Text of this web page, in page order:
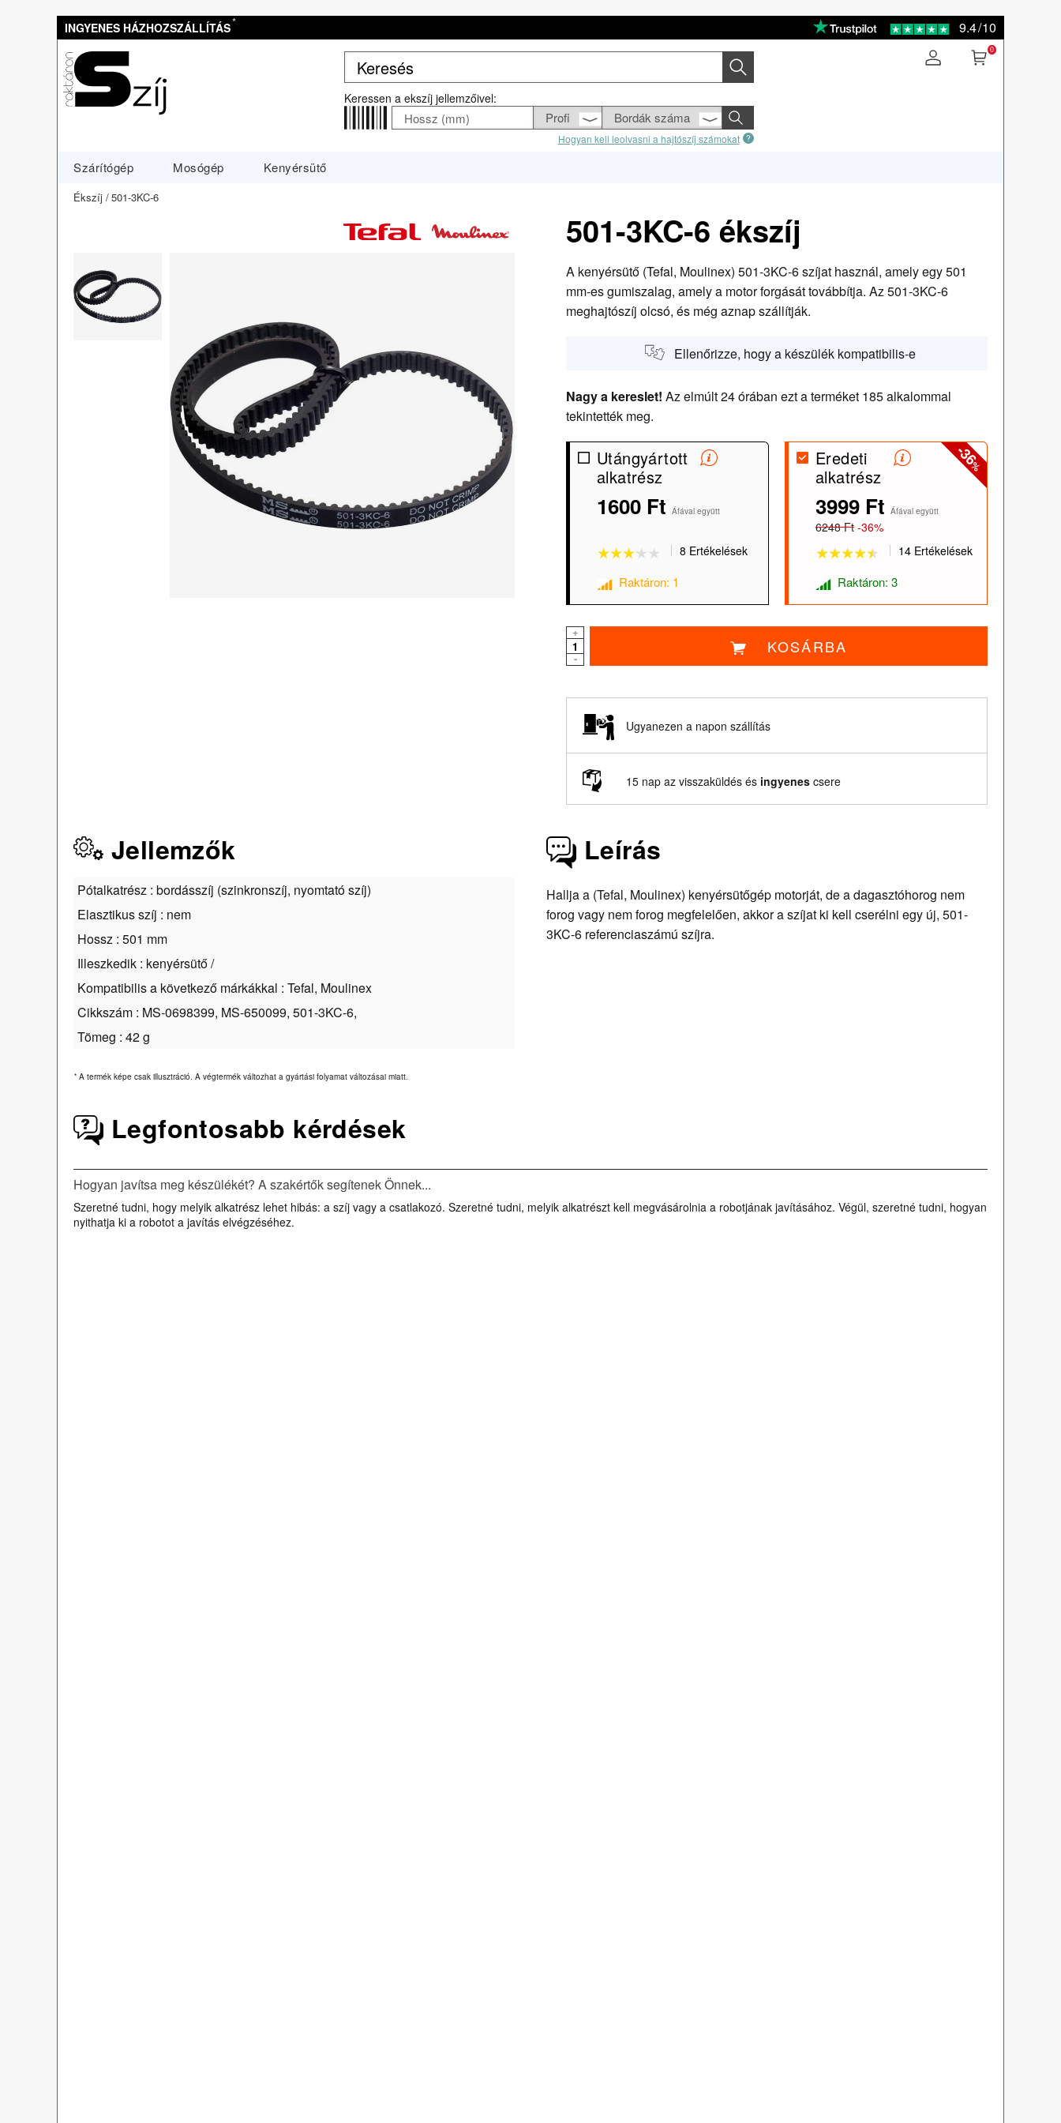
INGYENES HÁZHOZSZÁLLÍTÁS* 9.4/10
Keressen a ekszíj jellemzőivel:
Hogyan kell leolvasni a hajtószíj számokat
0
Szárítógép Mosógép Kenyérsütő
Ékszíj 501-3KC-6
501-3KC-6 ékszíj
A kenyérsütő (Tefal, Moulinex) 501-3KC-6 szíjat használ, amely egy 501
mm-es gumiszalag, amely a motor forgását továbbítja. Az 501-3KC-6
meghajtószíj olcsó, és még aznap szállítják.
Ellenőrizze, hogy a készülék kompatibilis-e
Nagy a kereslet! Az elmúlt 24 órában ezt a terméket 185 alkalommal
tekintették meg.
Utángyártott
alkatrész
1600 Ft Áfával együtt
★★★★★
★★★★★
8 Ertékelések
Raktáron: 1
-36
%
Eredeti
alkatrész
3999 Ft Áfával együtt
6248 Ft -36%
14 Ertékelések
Raktáron: 3
+
-
KOSÁRBA
Ugyanezen a napon szállítás
15 nap az visszaküldés és ingyenes csere
Jellemzők
Pótalkatrész : bordásszíj (szinkronszíj, nyomtató szíj)
Elasztikus szíj : nem
Hossz : 501 mm
Illeszkedik : kenyérsütő /
Kompatibilis a következő márkákkal : Tefal, Moulinex
Cikkszám : MS-0698399, MS-650099, 501-3KC-6,
Tömeg : 42 g
* A termék képe csak illusztráció. A végtermék változhat a gyártási folyamat változásai miatt.
Leírás
Hallja a (Tefal, Moulinex) kenyérsütőgép motorját, de a dagasztóhorog nem
forog vagy nem forog megfelelően, akkor a szíjat ki kell cserélni egy új, 501-
3KC-6 referenciaszámú szíjra.
Legfontosabb kérdések
Hogyan javítsa meg készülékét? A szakértők segítenek Önnek...
Szeretné tudni, hogy melyik alkatrész lehet hibás: a szíj vagy a csatlakozó. Szeretné tudni, melyik alkatrészt kell megvásárolnia a robotjának javításához. Végül, szeretné tudni, hogyan
nyithatja ki a robotot a javítás elvégzéséhez.